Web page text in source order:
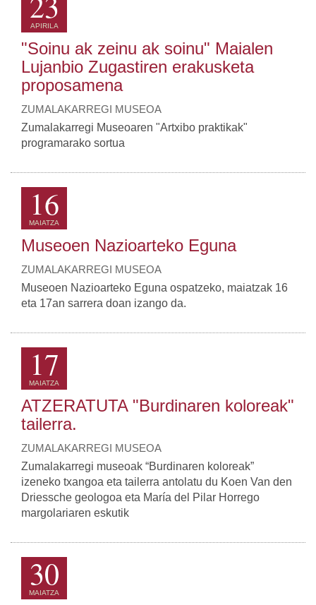
APIRILA
"Soinu ak zeinu ak soinu" Maialen
Lujanbio Zugastiren erakusketa
proposamena
ZUMALAKARREGI MUSEOA
Zumalakarregi Museoaren "Artxibo praktikak"
programarako sortua
16
MAIATZA
Museoen Nazioarteko Eguna
ZUMALAKARREGI MUSEOA
Museoen Nazioarteko Eguna ospatzeko, maiatzak 16
eta 17an sarrera doan izango da.
17
MAIATZA
ATZERATUTA "Burdinaren koloreak"
tailerra.
ZUMALAKARREGI MUSEOA
Zumalakarregi museoak “Burdinaren koloreak”
izeneko txangoa eta tailerra antolatu du Koen Van den
Driessche geologoa eta María del Pilar Horrego
margolariaren eskutik
30
MAIATZA